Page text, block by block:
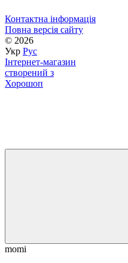
Контактна інформація
Повна версія сайту
© 2026
Укр Рус
Інтернет-магазин
створений з
Хорошоп
momi